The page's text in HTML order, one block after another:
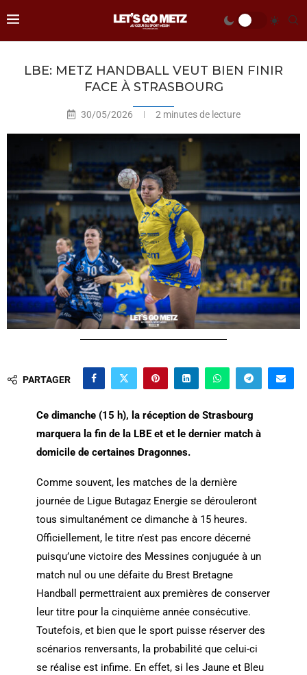
LBE: METZ HANDBALL VEUT BIEN FINIR
FACE À STRASBOURG
30/05/2026 2 minutes de lecture
PARTAGER
Ce dimanche (15 h), la réception de Strasbourg
marquera la fin de la LBE et et le dernier match à
domicile de certaines Dragonnes.
Comme souvent, les matches de la dernière
journée de Ligue Butagaz Energie se dérouleront
tous simultanément ce dimanche à 15 heures.
Officiellement, le titre n’est pas encore décerné
puisqu’une victoire des Messines conjuguée à un
match nul ou une défaite du Brest Bretagne
Handball permettraient aux premières de conserver
leur titre pour la cinquième année consécutive.
Toutefois, et bien que le sport puisse réserver des
scénarios renversants, la probabilité que celui-ci
se réalise est infime. En effet, si les Jaune et Bleu